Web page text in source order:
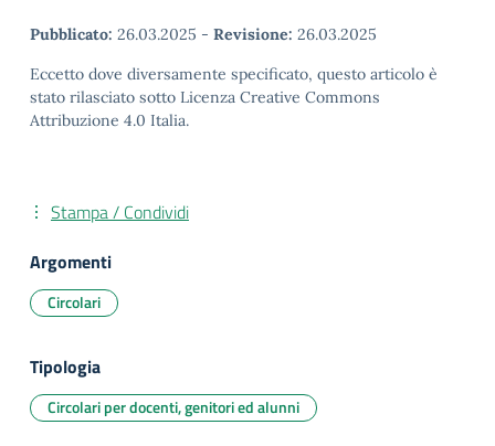
Pubblicato: 26.03.2025 - Revisione: 26.03.2025
Eccetto dove diversamente specificato, questo articolo è
stato rilasciato sotto Licenza Creative Commons
Attribuzione 4.0 Italia.
Stampa / Condividi
Argomenti
Circolari
Tipologia
Circolari per docenti, genitori ed alunni